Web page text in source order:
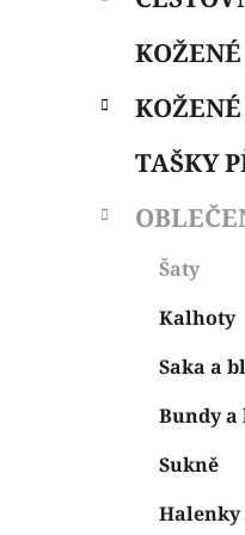
p
l
TAŠKY
Šaty
Kalhoty
Saka a
Bundy a
Sukně